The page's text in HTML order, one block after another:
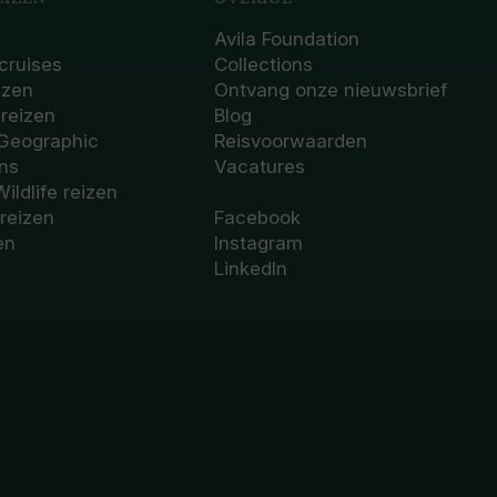
reizen
Avila Foundation
Collections
Ontvang onze nieuwsbrief
Blog
Reisvoorwaarden
Vacatures
Facebook
Instagram
LinkedIn